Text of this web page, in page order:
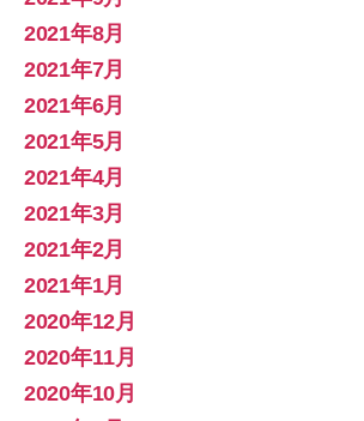
2021年8月
2021年7月
2021年6月
2021年5月
2021年4月
2021年3月
2021年2月
2021年1月
2020年12月
2020年11月
2020年10月